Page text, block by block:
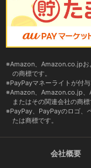
Amazon、Amazon.co.jpお
の商標です。
PayPayマネーライトが付
Amazon、Amazon.co.jp、
またはその関連会社の商標
PayPay、PayPayのロゴ、
たは商標です。
会社概要